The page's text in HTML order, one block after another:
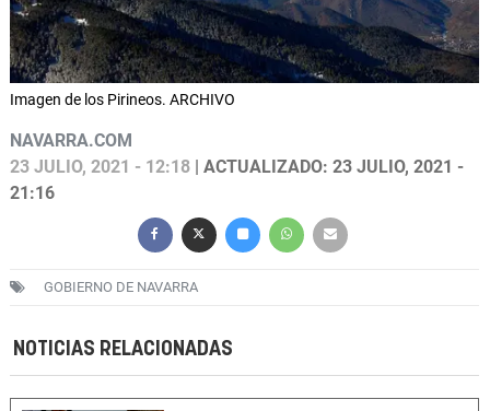
Imagen de los Pirineos. ARCHIVO
NAVARRA.COM
23 JULIO, 2021 - 12:18 | ACTUALIZADO: 23 JULIO, 2021 -
21:16
GOBIERNO DE NAVARRA
NOTICIAS RELACIONADAS